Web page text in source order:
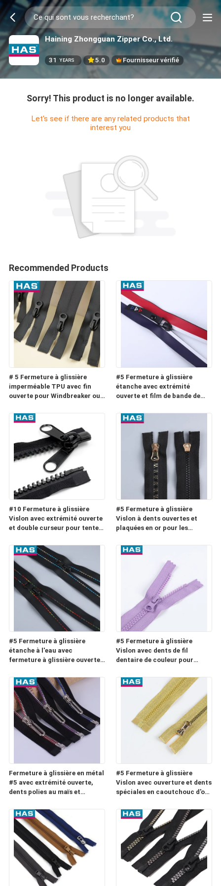
Haining Zhongguan Zipper Co., Ltd.
31 YEARS 5.0 Fournisseur vérifié
Sorry! This product is no longer available.
Let's see if there are any related products that
interest you
Recommended Products
# 5 Fermeture à glissière
imperméable TPU avec fin
ouverte pour Windbreaker ou
#5 Fermeture à glissière
étanche avec extrémité
ouverte et film de bande de
bagage
#10 Fermeture à glissière
Vislon avec extrémité ouverte
et double curseur pour tente
#5 Fermeture à glissière
Vislon à dents ouvertes et
plaquées en or pour les
ménagers
#5 Fermeture à glissière
étanche à l'eau avec
fermeture à glissière ouverte
glissière à double fil de
couleur pour les vêtements
#5 Fermeture à glissière
Vislon avec dents de fil
dentaire de couleur pour
Fermeture à glissière en métal
#5 avec extrémité ouverte,
dents polies au maïs et
#5 Fermeture à glissière
Vislon avec ouverture et dents
spéciales en caoutchouc d'or